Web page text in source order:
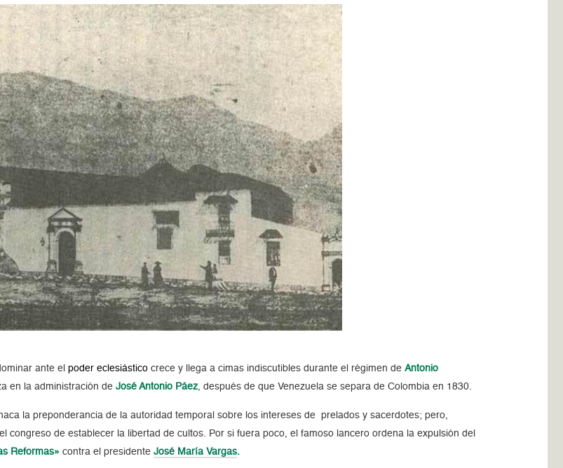
ante elpoder eclesiásticocrece y llega a cimas indiscutibles durante el régimen deAntonio
en la administración deJosé Antonio Páez , después de que Venezuela se separa de Colombia en 1830.
la preponderancia de la autoridad temporal sobre los intereses de prelados y sacerdotes; pero,
congreso de establecer la libertad de cultos. Por si fuera poco, el famoso lancero ordena la expulsión del
Reformas» contra el presidenteJosé María Vargas.